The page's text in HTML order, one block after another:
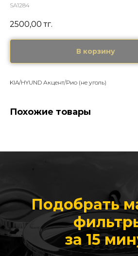
SA1284
2500,00 тг.
В корзину
KIA/HYUND Акцент/Рио (не уголь)
Похожие товары
Подобрать
за 15